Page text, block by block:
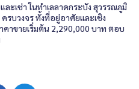
ะเช่า ในทำเลลาดกระบัง สุวรรณภูมิ
ครบวงจร ทั้งที่อยู่อาศัยและเชิง
าขายเริ่มต้น 2,290,000 บาท ตอบ